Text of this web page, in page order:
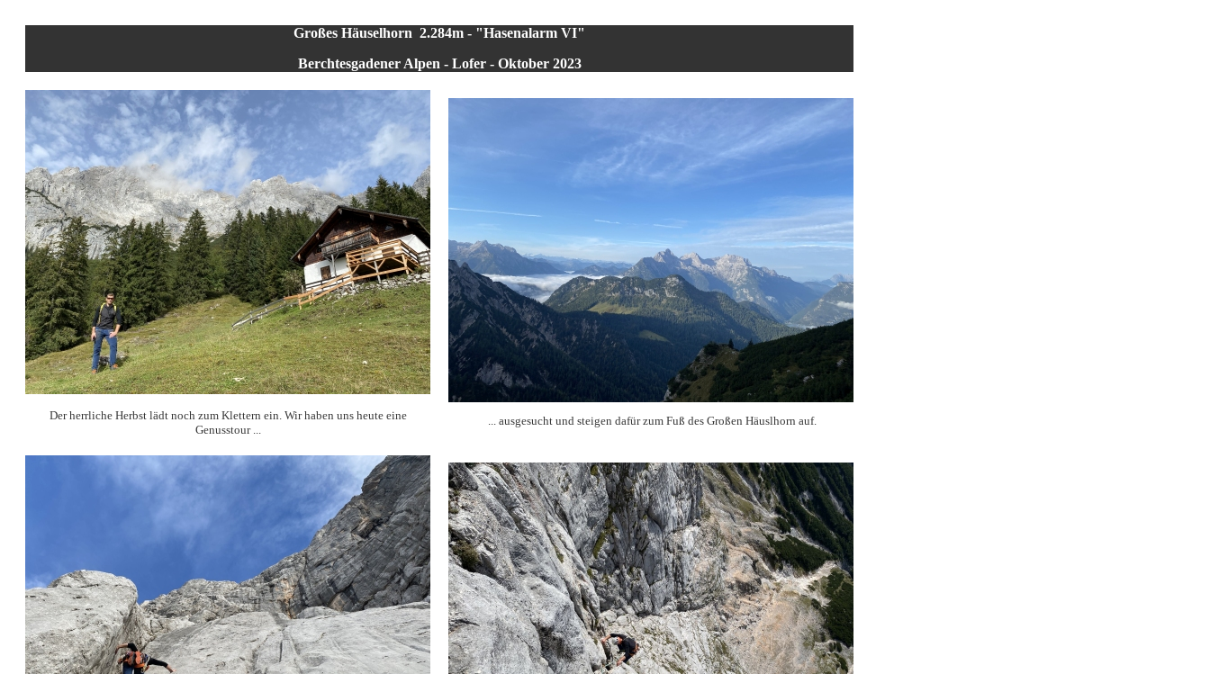
Großes Häuselhorn 2.284m - "Hasenalarm VI"
Berchtesgadener Alpen - Lofer - Oktober 2023
Der herrliche Herbst lädt noch zum Klettern ein. Wir haben uns heute eine
Genusstour ...
... ausgesucht und steigen dafür zum Fuß des Großen Häuslhorn auf.